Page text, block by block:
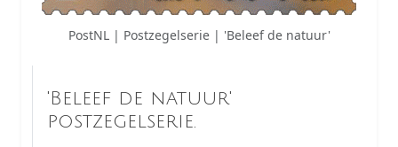
PostNL | Postzegelserie | 'Beleef de natuur'
'Beleef de natuur'
postzegelserie.